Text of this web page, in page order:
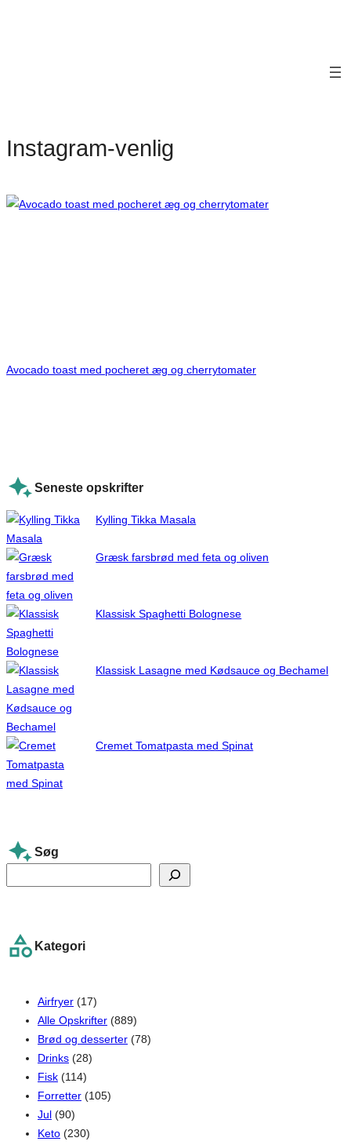
Instagram-venlig
Avocado toast med pocheret æg og cherrytomater
Seneste opskrifter
Kylling Tikka Masala
Græsk farsbrød med feta og oliven
Klassisk Spaghetti Bolognese
Klassisk Lasagne med Kødsauce og Bechamel
Cremet Tomatpasta med Spinat
Søg
e
c
Kategori
Airfryer (17)
Alle Opskrifter (889)
Brød og desserter (78)
Drinks (28)
Fisk (114)
Forretter (105)
Jul (90)
Keto (230)